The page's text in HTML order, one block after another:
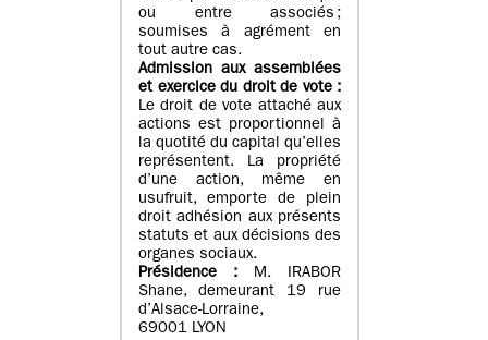
ou entre associés ;
soumises à agrément en
tout autre cas.
Admission aux assemblées
et exercice du droit de vote :
Le droit de vote attaché aux
actions est proportionnel à
la quotité du capital qu’elles
représentent. La propriété
d’une action, même en
usufruit, emporte de plein
droit adhésion aux présents
statuts et aux décisions des
organes sociaux.
Présidence : M. IRABOR
Shane, demeurant 19 rue
d’Alsace-Lorraine,
69001 LYON